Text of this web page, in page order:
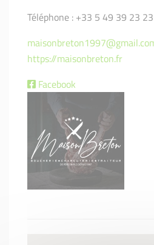
Téléphone : +33 5 49 39 23 23
https://maisonbreton.fr
Facebook